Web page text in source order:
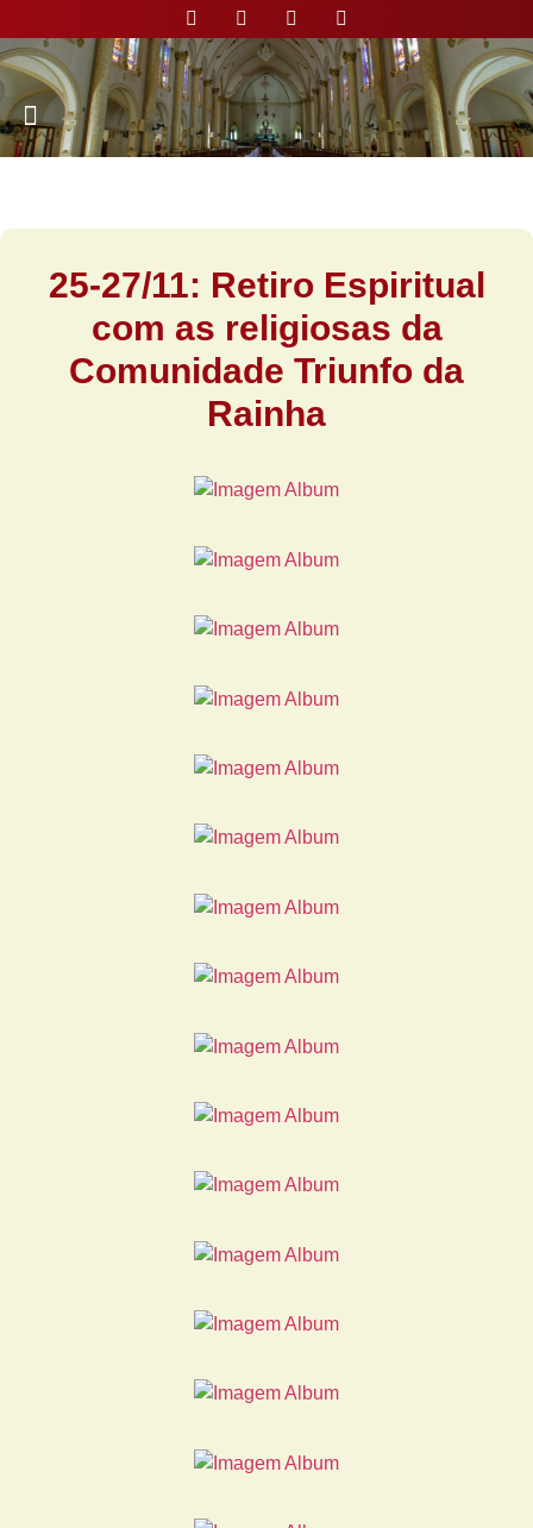
25-27/11: Retiro Espiritual
com as religiosas da
Comunidade Triunfo da
Rainha